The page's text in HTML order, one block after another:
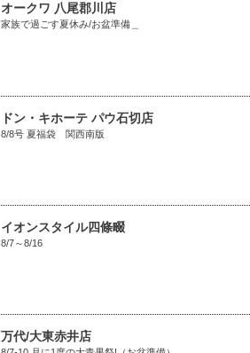
オークワ 八尾郡川店
家族で過ごす夏休み/お盆準備＿
ドン・キホーテ パウ石切店
8/8号 夏福袋 関西南版
イオンスタイル四條畷
8/7～8/16
万代/大東赤井店